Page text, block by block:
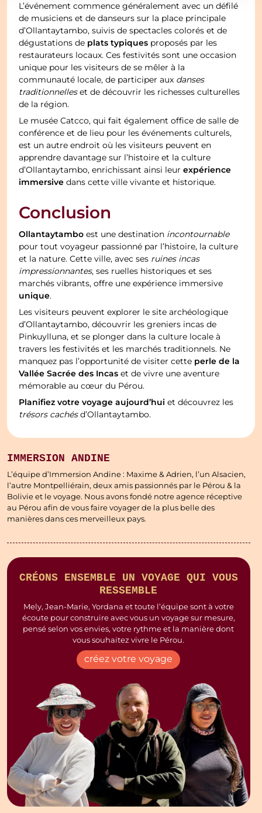
L’événement commence généralement avec un défilé
de musiciens et de danseurs sur la place principale
d’Ollantaytambo, suivis de spectacles colorés et de
dégustations de plats typiques proposés par les
restaurateurs locaux. Ces festivités sont une occasion
unique pour les visiteurs de se mêler à la
communauté locale, de participer aux danses
traditionnelleset de découvrir les richesses culturelles
de la région.
Le musée Catcco, qui fait également office de salle de
conférence et de lieu pour les événements culturels,
est un autre endroit où les visiteurs peuvent en
apprendre davantage sur l’histoire et la culture
d’Ollantaytambo, enrichissant ainsi leurexpérience
immersive dans cette ville vivante et historique.
Conclusion
Ollantaytambo est une destination incontournable
pour tout voyageur passionné par l’histoire, la culture
et la nature. Cette ville, avec ses ruines incas
impressionnantes, ses ruelles historiques et ses
marchés vibrants, offre une expérience immersive
unique.
Les visiteurs peuvent explorer le site archéologique
d’Ollantaytambo, découvrir les greniers incas de
Pinkuylluna, et se plonger dans la culture locale à
travers les festivités et les marchés traditionnels. Ne
manquez pas l’opportunité de visiter cette perle de la
Vallée Sacrée des Incas et de vivre une aventure
mémorable au cœur du Pérou.
Planifiez votre voyage aujourd’hui et découvrez les
trésors cachésd’Ollantaytambo.
IMMERSION ANDINE
L’équipe d’Immersion Andine : Maxime & Adrien, l’un Alsacien,
l’autre Montpelliérain, deux amis passionnés par le Pérou & la
Bolivie et le voyage. Nous avons fondé notre agence réceptive
au Pérou afin de vous faire voyager de la plus belle des
manières dans ces merveilleux pays.
CRÉONS ENSEMBLE UN VOYAGE QUI VOUS
RESSEMBLE
Mely, Jean-Marie, Yordana et toute l’équipe sont à votre
écoute pour construire avec vous un voyage sur mesure,
pensé selon vos envies, votre rythme et la manière dont
vous souhaitez vivre le Pérou.
créez votre voyage